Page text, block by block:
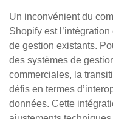
Un inconvénient du
Shopify est
de gestion existants.
des systèmes de
commerciales, la
défis en termes
données. Cette